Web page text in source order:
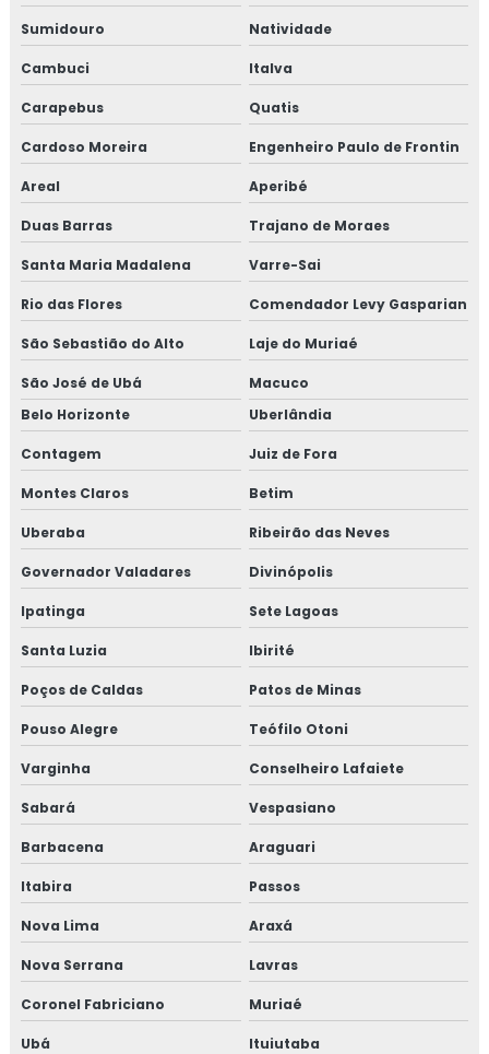
Consultoria em plano gerenciamento de resíduos sólidos
Consultoria em política da qualidade
Consultoria em processos e elaboração de relatório de
auditoria
Consultoria em programa 5s
Consultoria em rastreabilidade e recall
Consultoria em reciclagem auditores internos iso9001
Consultoria em reciclagem equipe HACCP
Consultoria em reciclagem sobre segurança dos
alimentos
Consultoria em registro na anvisa
Consultoria em registro de produtos na anvisa
Consultoria em resolução de não conformidades da
auditoria
Consultoria em revisão norma FSSC 22000
Consultoria em rotulagem de alimentos
Consultoria em sensibilização programa 5s
Consultoria para setor alimentício
Consultoria em sistema de gestão halal
Consultoria em transporte de feed materials
Consultoria em tratamento de não conformidades
Sumidouro Natividade
Cambuci Italva
Carapebus Quatis
Cardoso Moreira Engenheiro Paulo de Frontin
Areal Aperibé
Duas Barras Trajano de Moraes
Santa Maria Madalena Varre-Sai
Rio das Flores Comendador Levy Gasparian
São Sebastião do Alto Laje do Muriaé
São José de Ubá
Macuco
Belo Horizonte
Uberlândia
Contagem Juiz de Fora
Montes Claros Betim
Uberaba Ribeirão das Neves
Governador Valadares Divinópolis
Ipatinga Sete Lagoas
Santa Luzia Ibirité
Poços de Caldas Patos de Minas
Pouso Alegre Teófilo Otoni
Varginha Conselheiro Lafaiete
Sabará Vespasiano
Barbacena Araguari
Itabira Passos
Nova Lima Araxá
Nova Serrana Lavras
Coronel Fabriciano Muriaé
Ubá Ituiutaba